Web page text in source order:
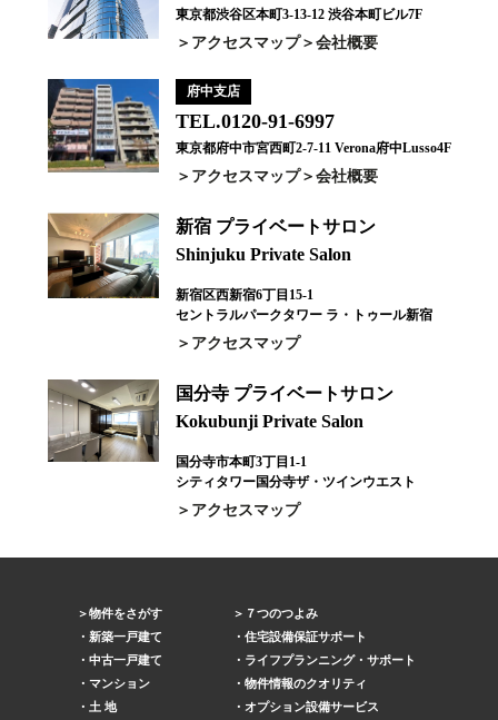
東京都渋谷区本町3-13-12 渋谷本町ビル7F
アクセスマップ 会社概要
府中支店
TEL.0120-91-6997
東京都府中市宮西町2-7-11 Verona府中Lusso4F
アクセスマップ 会社概要
新宿 プライベートサロン
Shinjuku Private Salon
新宿区西新宿6丁目15-1
セントラルパークタワー ラ・トゥール新宿
アクセスマップ
国分寺 プライベートサロン
Kokubunji Private Salon
国分寺市本町3丁目1-1
シティタワー国分寺ザ・ツインウエスト
アクセスマップ
物件をさがす
新築一戸建て
中古一戸建て
マンション
土 地
７つのつよみ
住宅設備保証サポート
ライフプランニング・サポート
物件情報のクオリティ
オプション設備サービス